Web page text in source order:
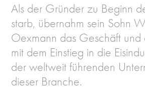
Als der Gründer zu Beginn
starb, übernahm sein Sohn
Oexmann das Geschäft und
mit dem Einstieg in die
der weltweit führenden
dieser Branche.